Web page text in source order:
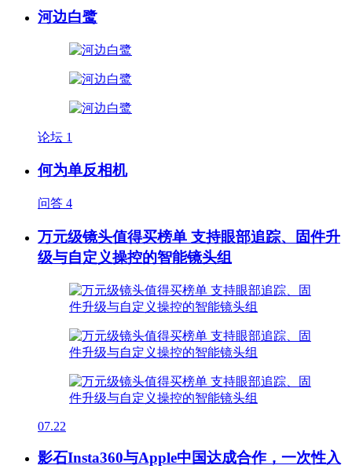
河边白鹭
论坛 1
何为单反相机
问答 4
万元级镜头值得买榜单 支持眼部追踪、固件升
级与自定义操控的智能镜头组
07.22
影石Insta360与Apple中国达成合作，一次性入